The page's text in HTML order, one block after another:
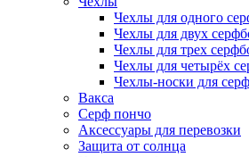
Чехлы для одного
Чехлы для двух
Чехлы для трех
Чехлы для четырёх
Чехлы-носки для
Вакса
Серф пончо
Аксессуары для перевозки
Защита от солнца